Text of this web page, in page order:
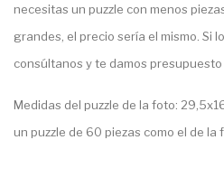
necesitas un puzzle con menos
grandes, el precio sería el mismo. Si
consúltanos y te damos presupuesto
Medidas del puzzle de la foto:
un puzzle de 60 piezas como el de la